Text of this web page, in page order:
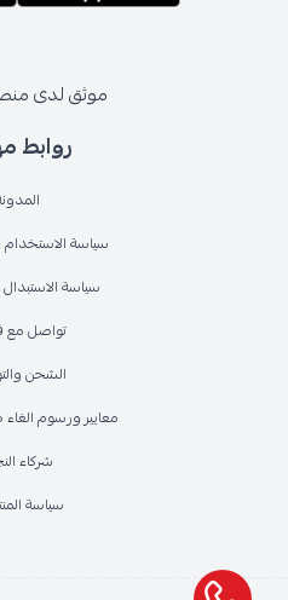
روابط
سياسة
سياسة
تواصل مع
الشحن
معايير ورسوم الغاء
شركاء
سياسة
موثق لدى